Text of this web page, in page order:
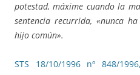
potestad, máxime cuando la
sentencia recurrida, «nunca
hijo común».
STS 18/10/1996 nº 848/